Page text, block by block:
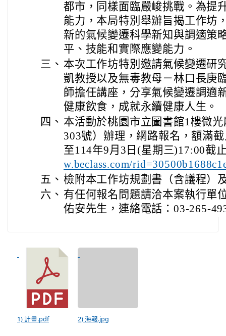
都市，同樣面臨嚴峻挑戰。為提
能力，本局特別舉辦旨揭工作坊
新的氣候變遷科學新知與調適策
平、技能和實際應變能力。
三、 本次工作坊特別邀請氣候變遷研
凱教授以及無毒教母－林口長庚
師擔任講座，分享氣候變遷調適
健康飲食，成就永續健康人生。
四、 本活動於桃園市立圖書館1樓微
303號）辦理，網路報名，額滿
至114年9月3日(星期三)17:00截
w.beclass.com/
五、 檢附本工作坊規劃書（含議程）
六、 有任何報名問題請洽本案執行單
佑安先生，連絡電話：03-265-
1) 計畫.pdf 2) 海報.jpg